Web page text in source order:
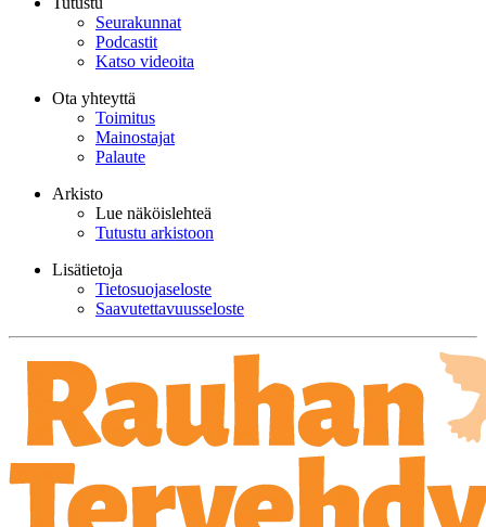
Seurakunnat
Podcastit
Katso videoita
Ota yhteyttä
Toimitus
Mainostajat
Palaute
Arkisto
Lue näköislehteä
Tutustu arkistoon
Lisätietoja
Tietosuojaseloste
Saavutettavuusseloste